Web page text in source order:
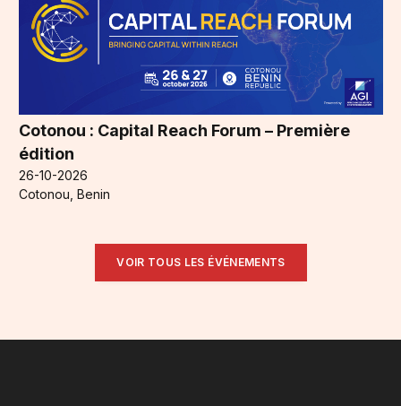
Cotonou : Capital Reach Forum – Première
édition
26-10-2026
Cotonou, Benin
VOIR TOUS LES ÉVÉNEMENTS